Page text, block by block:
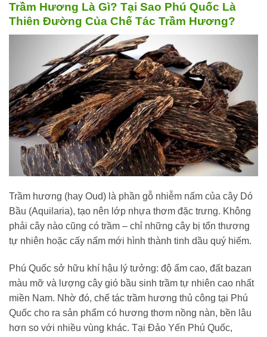
Trầm Hương Là Gì? Tại Sao Phú Quốc Là
Thiên Đường Của Chế Tác Trầm Hương?
Trầm hương (hay Oud) là phần gỗ nhiễm nấm của cây Dó
Bầu (Aquilaria), tạo nên lớp nhựa thơm đặc trưng. Không
phải cây nào cũng có trầm – chỉ những cây bị tổn thương
tự nhiên hoặc cấy nấm mới hình thành tinh dầu quý hiếm.
Phú Quốc sở hữu khí hậu lý tưởng: độ ẩm cao, đất bazan
màu mỡ và lượng cây gió bầu sinh trầm tự nhiên cao nhất
miền Nam. Nhờ đó, chế tác trầm hương thủ công tại Phú
Quốc cho ra sản phẩm có hương thơm nồng nàn, bền lâu
hơn so với nhiều vùng khác. Tại Đảo Yến Phú Quốc,